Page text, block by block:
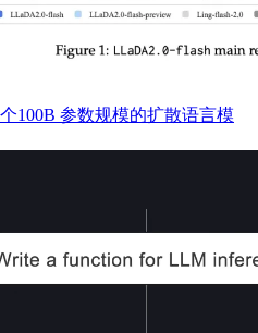
100B 参数规模的扩散语言模